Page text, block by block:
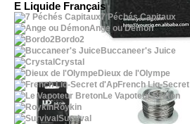
E Liquide Français
7 Péchés Capitaux
Ange ou Démon
Bordo2
Buccaneer's Juice
Crystal
Dieux de l'Olympe
French Liq-
Le Vapoteur Breton
Roykin
Survival